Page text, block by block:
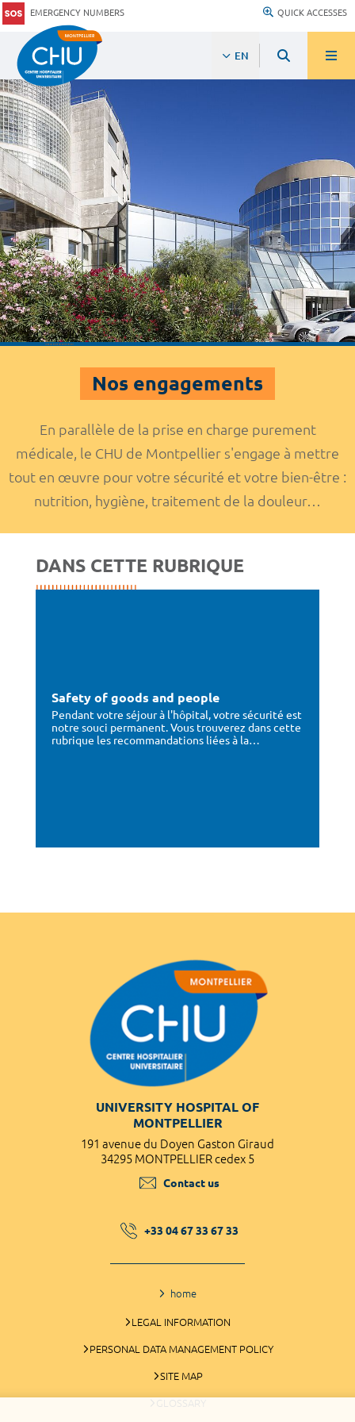
EMERGENCY NUMBERS QUICK ACCESSES
EN
Nos engagements
En parallèle de la prise en charge purement
médicale, le CHU de Montpellier s'engage à mettre
tout en œuvre pour votre sécurité et votre bien-être :
nutrition, hygiène, traitement de la douleur…
DANS CETTE RUBRIQUE
Safety of goods and people
Pendant votre séjour à l'hôpital, votre sécurité est
notre souci permanent. Vous trouverez dans cette
rubrique les recommandations liées à la…
UNIVERSITY HOSPITAL OF
MONTPELLIER
191 avenue du Doyen Gaston Giraud
34295 MONTPELLIER cedex 5
Contact us
+33 04 67 33 67 33
home
LEGAL INFORMATION
PERSONAL DATA MANAGEMENT POLICY
SITE MAP
GLOSSARY